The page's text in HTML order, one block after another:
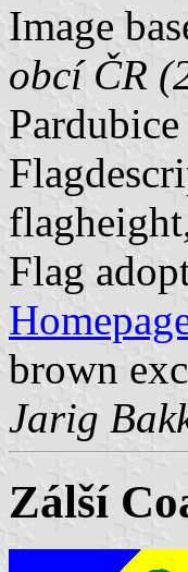
Image
obcí ČR
Flag
brown
Jarig
Zálší